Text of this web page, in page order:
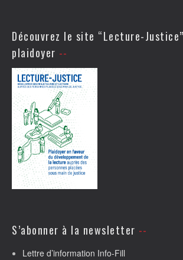
Découvrez le site “Lecture-
plaidoyer
S’abonner à la newsletter
Lettre d’information Info-Fill